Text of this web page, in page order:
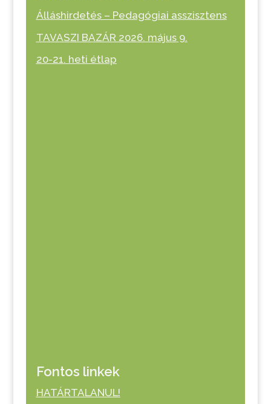
Álláshirdetés – Pedagógiai asszisztens
TAVASZI BAZÁR 2026. május 9.
20-21. heti étlap
Fontos linkek
HATÁRTALANUL!